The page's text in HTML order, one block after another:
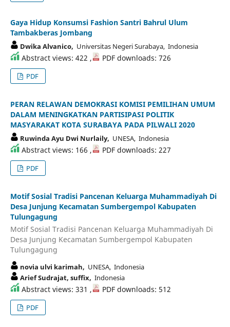
Gaya Hidup Konsumsi Fashion Santri Bahrul Ulum
Tambakberas Jombang
Dwika Alvanico, Universitas Negeri Surabaya, Indonesia
Abstract views: 422 , PDF downloads: 726
PDF
PERAN RELAWAN DEMOKRASI KOMISI PEMILIHAN UMUM
DALAM MENINGKATKAN PARTISIPASI POLITIK
MASYARAKAT KOTA SURABAYA PADA PILWALI 2020
Ruwinda Ayu Dwi Nurlaily, UNESA, Indonesia
Abstract views: 166 , PDF downloads: 227
PDF
Motif Sosial Tradisi Pancenan Keluarga Muhammadiyah Di
Desa Junjung Kecamatan Sumbergempol Kabupaten
Tulungagung
Motif Sosial Tradisi Pancenan Keluarga Muhammadiyah Di
Desa Junjung Kecamatan Sumbergempol Kabupaten
Tulungagung
novia ulvi karimah, UNESA, Indonesia
Arief Sudrajat, suffix, Indonesia
Abstract views: 331 , PDF downloads: 512
PDF